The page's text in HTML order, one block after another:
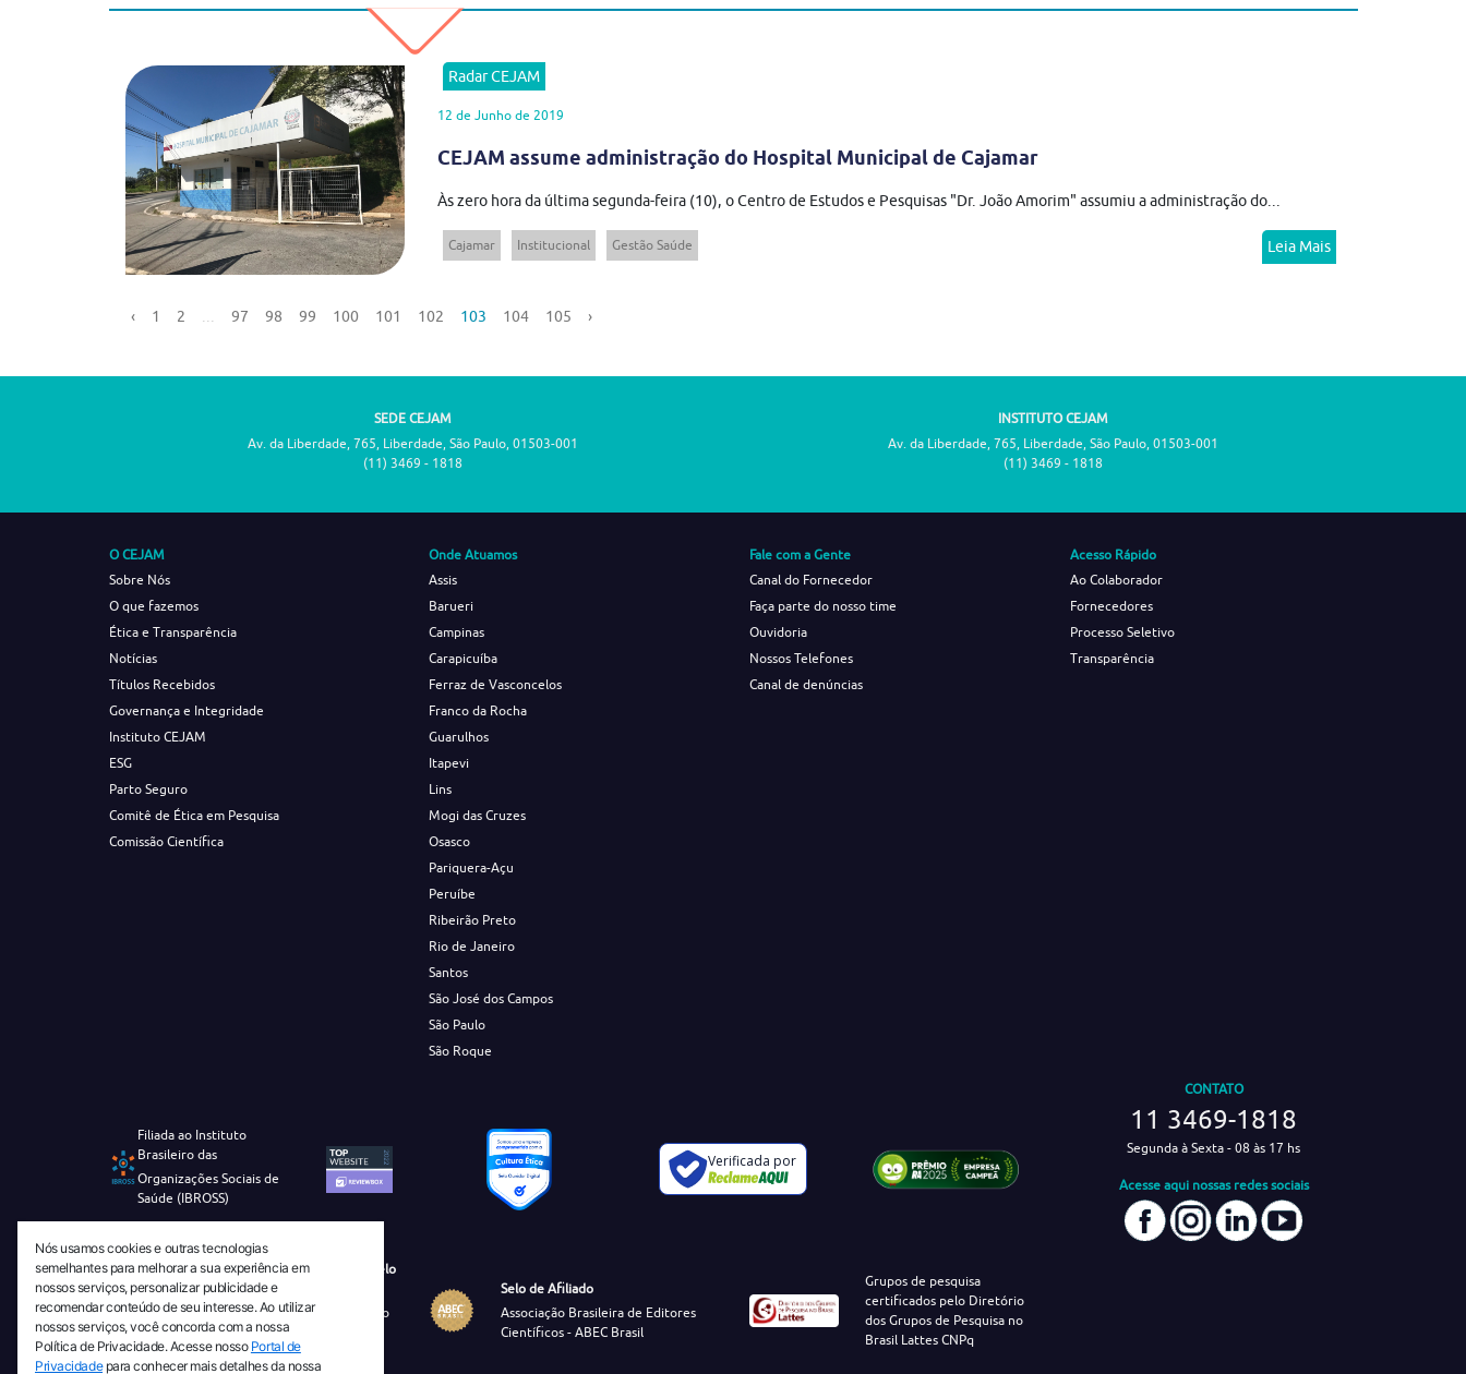
Radar CEJAM
12 de Junho de 2019
CEJAM assume administração do Hospital Municipal de Cajamar
Às zero hora da última segunda-feira (10), o Centro de Estudos e Pesquisas "Dr. João Amorim" assumiu a administração do...
Cajamar Institucional Gestão Saúde Leia Mais
‹ 1 2 97 98 99 100 101 102 103 104 105 ›
SEDE CEJAM
Av. da Liberdade, 765, Liberdade, São Paulo, 01503-001
(11) 3469 - 1818
INSTITUTO CEJAM
Av. da Liberdade, 765, Liberdade, São Paulo, 01503-001
(11) 3469 - 1818
O CEJAM
Sobre Nós
O que fazemos
Ética e Transparência
Notícias
Títulos Recebidos
Governança e Integridade
Instituto CEJAM
ESG
Parto Seguro
Comitê de Ética em Pesquisa
Comissão Científica
Onde Atuamos
Assis
Barueri
Campinas
Carapicuíba
Ferraz de Vasconcelos
Franco da Rocha
Guarulhos
Itapevi
Lins
Mogi das Cruzes
Osasco
Pariquera-Açu
Peruíbe
Ribeirão Preto
Rio de Janeiro
Santos
São José dos Campos
São Paulo
São Roque
Fale com a Gente
Canal do Fornecedor
Faça parte do nosso time
Ouvidoria
Nossos Telefones
Canal de denúncias
Acesso Rápido
Ao Colaborador
Fornecedores
Processo Seletivo
Transparência
Filiada ao Instituto
Brasileiro das
Organizações Sociais de
Saúde (IBROSS)
Verificada por
CONTATO
11 3469-1818
Segunda à Sexta - 08 às 17 hs
Acesse aqui nossas redes sociais
Revista Tecnico-Cientifica CEJAM Selo
Diamante de Ciência Aberta
Diretório Migulim Instituto Brasileiro
de Informação em Ciência e
Tecnologia - IBICT
Selo de Afiliado
Associação Brasileira de Editores
Científicos - ABEC Brasil
Grupos de pesquisa
certificados pelo Diretório
dos Grupos de Pesquisa no
Brasil Lattes CNPq
Nós usamos cookies e outras tecnologias
semelhantes para melhorar a sua experiência em
nossos serviços, personalizar publicidade e
recomendar conteúdo de seu interesse. Ao utilizar
nossos serviços, você concorda com a nossa
Política de Privacidade. Acesse nosso Portal de
Privacidadepara conhecer mais detalhes da nossa